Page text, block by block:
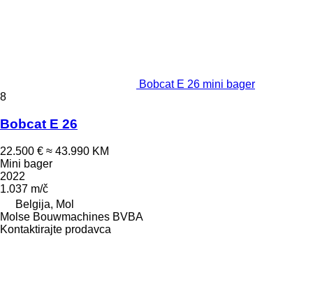
Bobcat E 26 mini bager
8
Bobcat E 26
22.500 € ≈ 43.990 KM
Mini bager
2022
1.037 m/č
Belgija, Mol
Molse Bouwmachines BVBA
Kontaktirajte prodavca